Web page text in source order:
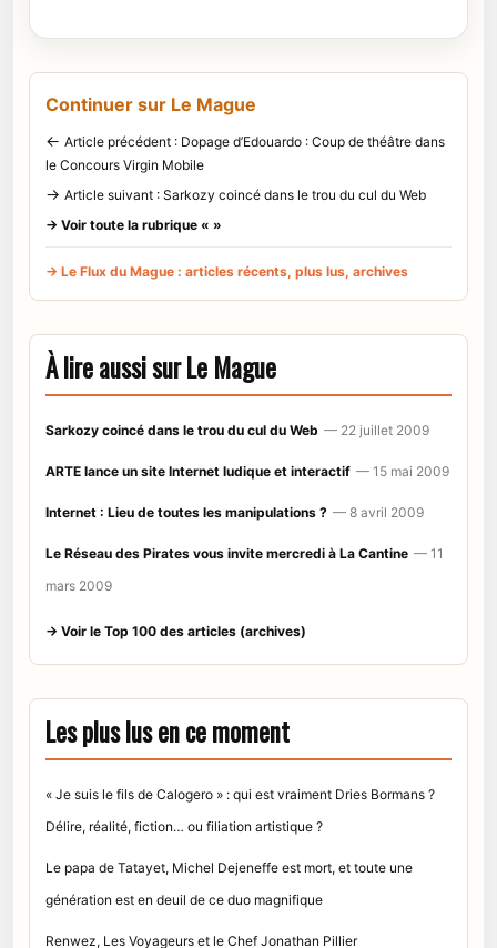
Continuer sur Le Mague
← Article précédent : Dopage d’Edouardo : Coup de théâtre dans
le Concours Virgin Mobile
→ Article suivant : Sarkozy coincé dans le trou du cul du Web
→ Voir toute la rubrique « »
→ Le Flux du Mague : articles récents, plus lus, archives
À lire aussi sur Le Mague
Sarkozy coincé dans le trou du cul du Web — 22 juillet 2009
ARTE lance un site Internet ludique et interactif — 15 mai 2009
Internet : Lieu de toutes les manipulations ? — 8 avril 2009
Le Réseau des Pirates vous invite mercredi à La Cantine — 11
mars 2009
→ Voir le Top 100 des articles (archives)
Les plus lus en ce moment
« Je suis le fils de Calogero » : qui est vraiment Dries Bormans ?
Délire, réalité, fiction… ou filiation artistique ?
Le papa de Tatayet, Michel Dejeneffe est mort, et toute une
génération est en deuil de ce duo magnifique
Renwez, Les Voyageurs et le Chef Jonathan Pillier